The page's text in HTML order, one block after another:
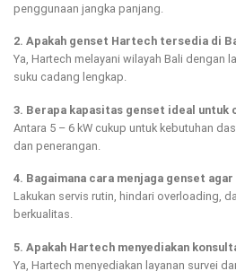
penggunaan jangka panjang.
2. Apakah genset Hartech tersedia di
Ya, Hartech melayani wilayah Bali dengan
suku cadang lengkap.
3. Berapa kapasitas genset ideal untuk
Antara 5 – 6 kW cukup untuk kebutuhan
dan penerangan.
4. Bagaimana cara menjaga genset
Lakukan servis rutin, hindari overloading,
berkualitas.
5. Apakah Hartech menyediakan
Ya, Hartech menyediakan layanan survei